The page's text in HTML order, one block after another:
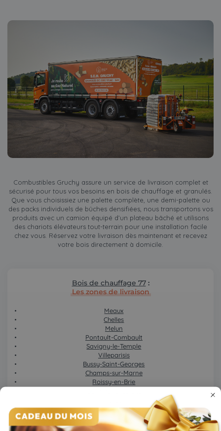
Combustibles Gruchy assure un service de livraison complet et
sécurisé pour tous vos besoins en bois de chauffage et granulés.
Que vous choisissiez une palette complète, une demi-palette ou
des packs individuels de bûches densifiées, nous transportons vos
produits avec un camion équipé d’un plateau bâché et utilisons
des chariots élévateurs tout-terrain pour une installation facile
chez vous. Réservez votre livraison dès maintenant et recevez
votre bois directement à domicile.
Bois de chauffage 77:
Les zones de livraison
Meaux
Chelles
Melun
Pontault-Combault
Savigny-le-Temple
Villeparisis
Bussy-Saint-Georges
Champs-sur-Marne
Roissy-en-Brie
Montereau-Fault-Yonne
Combs-la-Ville
Lagny-sur-Marne